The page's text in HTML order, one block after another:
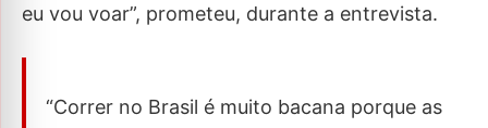
eu vou voar”, prometeu, durante a entrevista.
“Correr no Brasil é muito bacana porque as